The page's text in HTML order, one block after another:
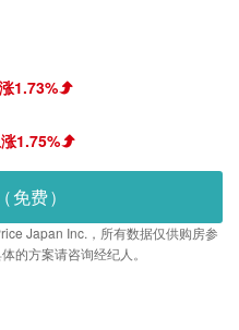
1.73%
1.75%
免费）
Japan Inc.，所有数据仅供购房参
的方案请咨询经纪人。